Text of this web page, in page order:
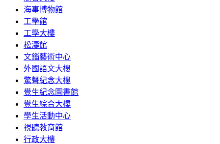
海事博物館
工學館
工學大樓
松濤館
文錙藝術中心
外國語文大樓
驚聲紀念大樓
覺生紀念圖書館
覺生綜合大樓
學生活動中心
視聽教育館
行政大樓